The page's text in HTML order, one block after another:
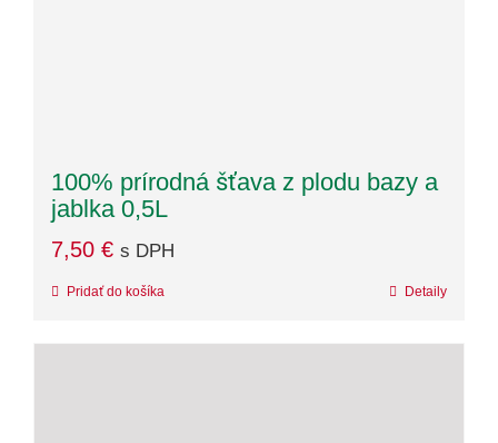
100% prírodná šťava z plodu bazy a
jablka 0,5L
7,50 € s DPH
Pridať do košíka Detaily